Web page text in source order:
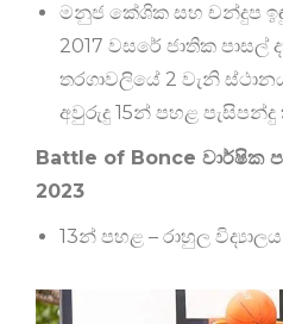
මනුජ කේශික සහ චන්දුප
2017 වසරේ ජාතික පාසල්
තරගාවලියේ 2 වැනි
අවුරුදු 15න් පහළ
Battle of Bonce වාර්ෂික
2023
13න් පහළ – රාහුල විද්‍යාලය